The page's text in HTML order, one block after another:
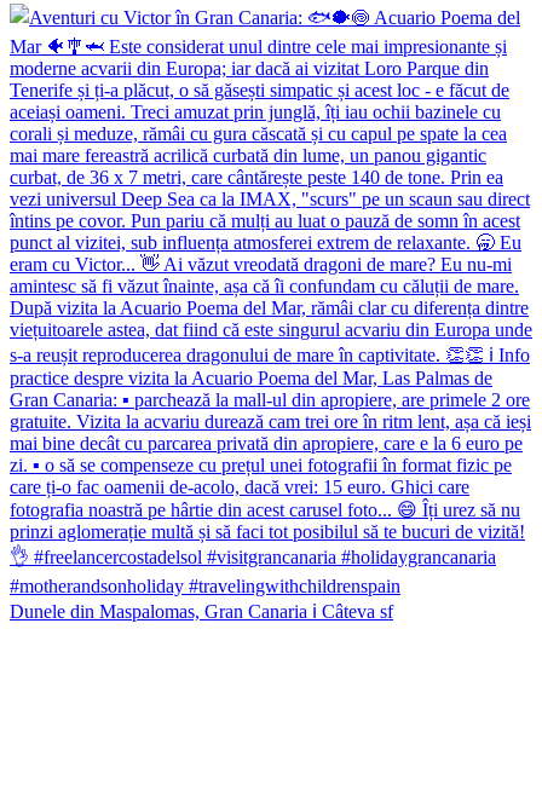
Dunele din Maspalomas, Gran Canaria ℹ️ Câteva sf